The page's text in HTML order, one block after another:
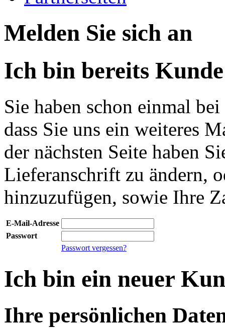
Melden Sie sich an
Ich bin bereits Kunde
Sie haben schon einmal
dass Sie uns ein weiteres
der nächsten Seite haben
Lieferanschrift zu ändern,
hinzuzufügen, sowie Ihre
E-Mail-Adresse
Passwort
Passwort vergessen?
Ich bin ein neuer
Ihre persönlichen